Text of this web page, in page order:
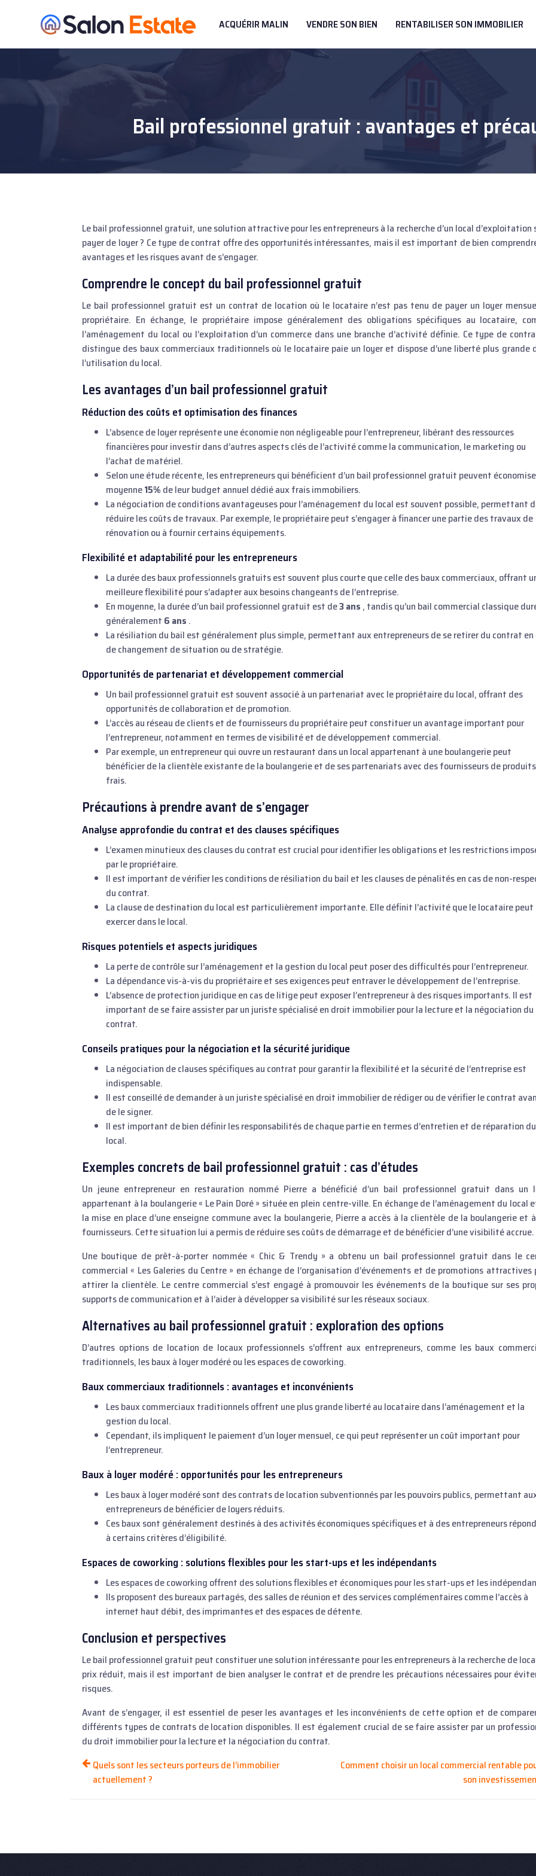
ACQUÉRIR MALIN VENDRE SON BIEN RENTABILISER SON IMMOBILIER
Bail professionnel gratuit : avantages et
Le bail professionnel gratuit, une solution attractive pour les entrepreneurs à la recherche d’un local d’exploitation sans
payer de loyer ? Ce type de contrat offre des opportunités intéressantes, mais il est important de bien
avantages et les risques avant de s’engager.
Comprendre le concept du bail professionnel gratuit
Le bail professionnel gratuit est un contrat de location où le locataire n’est pas tenu de payer un loyer
propriétaire. En échange, le propriétaire impose généralement des obligations spécifiques au locataire,
l’aménagement du local ou l’exploitation d’un commerce dans une branche d’activité définie. Ce type de
distingue des baux commerciaux traditionnels où le locataire paie un loyer et dispose d’une liberté plus grande
l’utilisation du local.
Les avantages d’un bail professionnel gratuit
Réduction des coûts et optimisation des finances
L’absence de loyer représente une économie non négligeable pour l’entrepreneur, libérant des ressources
financières pour investir dans d’autres aspects clés de l’activité comme la communication, le marketing ou
l’achat de matériel.
Selon une étude récente, les entrepreneurs qui bénéficient d’un bail professionnel gratuit peuvent
moyenne15% de leur budget annuel dédié aux frais immobiliers.
La négociation de conditions avantageuses pour l’aménagement du local est souvent possible, permettant
réduire les coûts de travaux. Par exemple, le propriétaire peut s’engager à financer une partie des travaux de
rénovation ou à fournir certains équipements.
Flexibilité et adaptabilité pour les entrepreneurs
La durée des baux professionnels gratuits est souvent plus courte que celle des baux commerciaux, offrant
meilleure flexibilité pour s’adapter aux besoins changeants de l’entreprise.
En moyenne, la durée d’un bail professionnel gratuit est de3 ans, tandis qu’un bail commercial classique
généralement 6 ans .
La résiliation du bail est généralement plus simple, permettant aux entrepreneurs de se retirer du contrat en
de changement de situation ou de stratégie.
Opportunités de partenariat et développement commercial
Un bail professionnel gratuit est souvent associé à un partenariat avec le propriétaire du local, offrant des
opportunités de collaboration et de promotion.
L’accès au réseau de clients et de fournisseurs du propriétaire peut constituer un avantage important pour
l’entrepreneur, notamment en termes de visibilité et de développement commercial.
Par exemple, un entrepreneur qui ouvre un restaurant dans un local appartenant à une boulangerie peut
bénéficier de la clientèle existante de la boulangerie et de ses partenariats avec des fournisseurs de produits
frais.
Précautions à prendre avant de s’engager
Analyse approfondie du contrat et des clauses spécifiques
L’examen minutieux des clauses du contrat est crucial pour identifier les obligations et les restrictions
par le propriétaire.
Il est important de vérifier les conditions de résiliation du bail et les clauses de pénalités en cas de non-
du contrat.
La clause de destination du local est particulièrement importante. Elle définit l’activité que le locataire peut
exercer dans le local.
Risques potentiels et aspects juridiques
La perte de contrôle sur l’aménagement et la gestion du local peut poser des difficultés pour l’entrepreneur.
La dépendance vis-à-vis du propriétaire et ses exigences peut entraver le développement de l’entreprise.
L’absence de protection juridique en cas de litige peut exposer l’entrepreneur à des risques importants. Il est
important de se faire assister par un juriste spécialisé en droit immobilier pour la lecture et la négociation du
contrat.
Conseils pratiques pour la négociation et la sécurité juridique
La négociation de clauses spécifiques au contrat pour garantir la flexibilité et la sécurité de l’entreprise est
indispensable.
Il est conseillé de demander à un juriste spécialisé en droit immobilier de rédiger ou de vérifier le contrat
de le signer.
Il est important de bien définir les responsabilités de chaque partie en termes d’entretien et de réparation du
local.
Exemples concrets de bail professionnel gratuit : cas d’études
Un jeune entrepreneur en restauration nommé Pierre a bénéficié d’un bail professionnel gratuit dans un
appartenant à la boulangerie « Le Pain Doré » située en plein centre-ville. En échange de l’aménagement du local
la mise en place d’une enseigne commune avec la boulangerie, Pierre a accès à la clientèle de la boulangerie et
fournisseurs. Cette situation lui a permis de réduire ses coûts de démarrage et de bénéficier d’une visibilité accrue.
Une boutique de prêt-à-porter nommée « Chic & Trendy » a obtenu un bail professionnel gratuit dans le
commercial « Les Galeries du Centre » en échange de l’organisation d’événements et de promotions attractives
attirer la clientèle. Le centre commercial s’est engagé à promouvoir les événements de la boutique sur ses
supports de communication et à l’aider à développer sa visibilité sur les réseaux sociaux.
Alternatives au bail professionnel gratuit : exploration des options
D’autres options de location de locaux professionnels s’offrent aux entrepreneurs, comme les baux
traditionnels, les baux à loyer modéré ou les espaces de coworking.
Baux commerciaux traditionnels : avantages et inconvénients
Les baux commerciaux traditionnels offrent une plus grande liberté au locataire dans l’aménagement et la
gestion du local.
Cependant, ils impliquent le paiement d’un loyer mensuel, ce qui peut représenter un coût important pour
l’entrepreneur.
Baux à loyer modéré : opportunités pour les entrepreneurs
Les baux à loyer modéré sont des contrats de location subventionnés par les pouvoirs publics, permettant
entrepreneurs de bénéficier de loyers réduits.
Ces baux sont généralement destinés à des activités économiques spécifiques et à des entrepreneurs
à certains critères d’éligibilité.
Espaces de coworking : solutions flexibles pour les start-ups et les indépendants
Les espaces de coworking offrent des solutions flexibles et économiques pour les start-ups et les
Ils proposent des bureaux partagés, des salles de réunion et des services complémentaires comme l’accès à
internet haut débit, des imprimantes et des espaces de détente.
Conclusion et perspectives
Le bail professionnel gratuit peut constituer une solution intéressante pour les entrepreneurs à la recherche de
prix réduit, mais il est important de bien analyser le contrat et de prendre les précautions nécessaires pour
risques.
Avant de s’engager, il est essentiel de peser les avantages et les inconvénients de cette option et de
différents types de contrats de location disponibles. Il est également crucial de se faire assister par un
du droit immobilier pour la lecture et la négociation du contrat.
Quels sont les secteurs porteurs de l’immobilier
actuellement ?
Comment choisir un local commercial rentable
son